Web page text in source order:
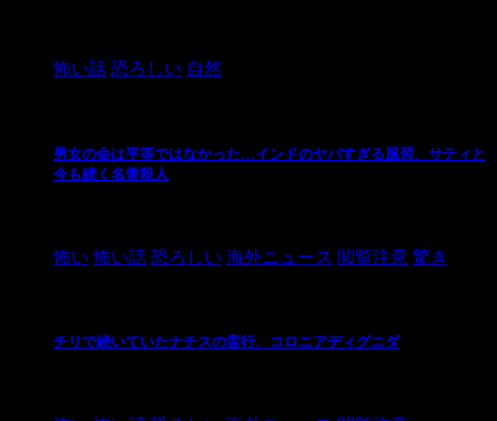
怖い話 恐ろしい 自然
男女の命は平等ではなかった…インドのヤバすぎる風習、サティと
今も続く名誉殺人
怖い 怖い話 恐ろしい 海外ニュース 閲覧注意 驚き
チリで続いていたナチスの蛮行、コロニアディグニダ